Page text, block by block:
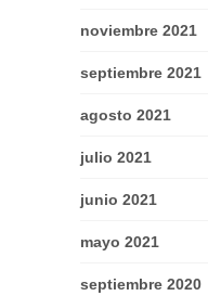
noviembre 2021
septiembre 2021
agosto 2021
julio 2021
junio 2021
mayo 2021
septiembre 2020